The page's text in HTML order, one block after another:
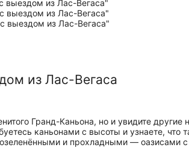
из Лас-Вегаса
Гранд-Каньона, но и увидите
каньонами с высоты и узнаете, что
и прохладными — оазисами